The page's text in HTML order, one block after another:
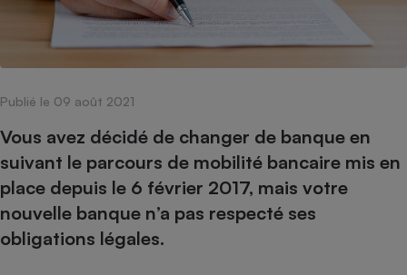
Publié le 09 août 2021
Vous avez décidé de changer de banque en
suivant le parcours de mobilité bancaire mis en
place depuis le 6 février 2017, mais votre
nouvelle banque n’a pas respecté ses
obligations légales.
Sécurité - Hygiène
Banque - Crédit
Epargne - Fiscalité
Circulation routière
Contrôle technique -
Pièce détachée
Supermarché - Drive
Comparatif plaque à
Comparatif hotte
Comparatif climatiseur
Comparatif aspirateur
Électricité - Gaz
Comparatif barre de son
Comparatif imprimante
Comparatif ordinateur
Comparatif ultrabook
Crédit immobilier
Comparatif poêle à
Comparatif radiateur
Aménagement
Hygiène - Beauté
Maladie - Médecine -
Maison de retraite
Choisir son fioul
Choisir son pellet
Comparateur assurance emprunteur
Energie Moins Chère Ensemble
Tous les comparateurs
Toutes les cartes interactives